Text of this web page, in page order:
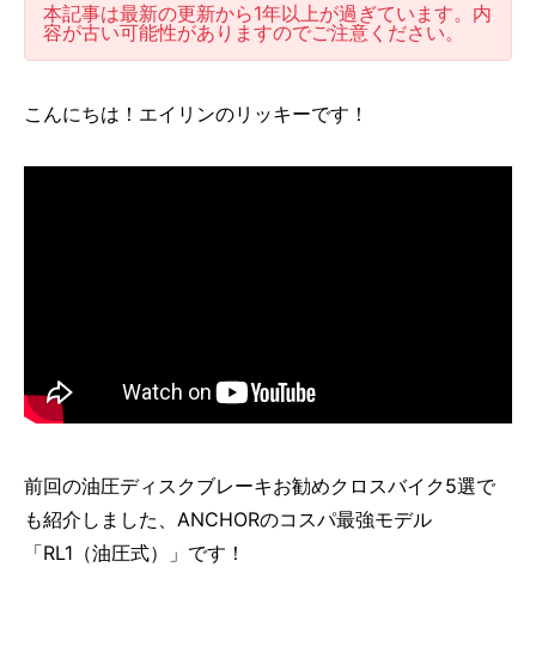
本記事は最新の更新から1年以上が過ぎています。内
容が古い可能性がありますのでご注意ください。
こんにちは！エイリンのリッキーです！
前回の油圧ディスクブレーキお勧めクロスバイク5選で
も紹介しました、ANCHORのコスパ最強モデル
「RL1（油圧式）」です！